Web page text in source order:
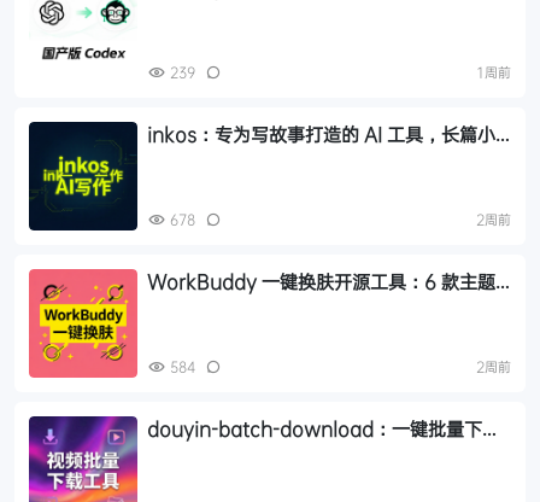
239 1周前
inkos：专为写故事打造的 AI 工具，长篇小
678 2周前
WorkBuddy 一键换肤开源工具：6 款主题
584 2周前
douyin-batch-download：一键批量下载